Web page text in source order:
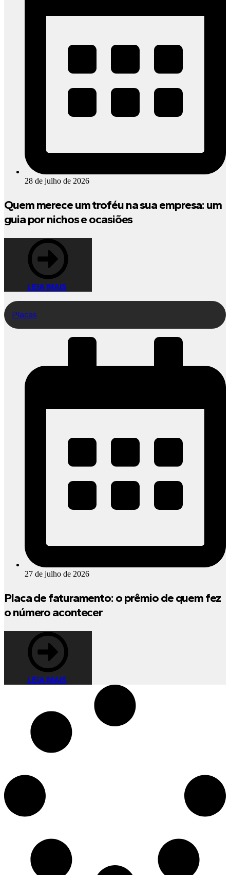
28 de julho de 2026
Quem merece um troféu na sua empresa: um
guia por nichos e ocasiões
LEIA MAIS
Placas
27 de julho de 2026
Placa de faturamento: o prêmio de quem fez
o número acontecer
LEIA MAIS